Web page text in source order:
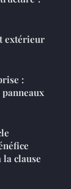
extérieur
:
la clause